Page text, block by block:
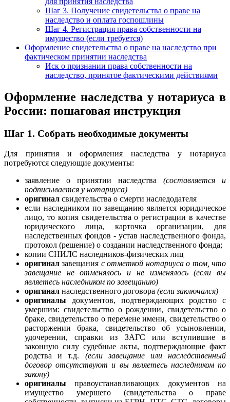
Шаг 3. Получение свидетельства о праве на
наследство и оплата госпошлины
Шаг 4. Регистрация права собственности на
имущество (если требуется)
Оформление свидетельства о праве на наследство при
фактическом принятии наследства
Иск о признании права собственности на
наследство, принятое фактическими действиями
Оформление наследства у нотариуса в
России: пошаговая инструкция
Шаг 1. Собрать необходимые документы
Для принятия и оформления наследства у нотариуса
потребуются следующие документы:
заявление о принятии наследства (составляется и
подписывается у нотариуса)
оригинал свидетельства о смерти наследодателя
если наследником по завещанию является юридическое
лицо, то копия свидетельства о регистрации в качестве
юридического лица, карточка организации, для
наследственных фондов - устав наследственного фонда,
протокол (решение) о создании наследственного фонда;
копии СНИЛС наследников-физических лиц
оригинал завещания с отметкой нотариуса о том, что
завещание не отменялось и не изменялось (если вы
являетесь наследником по завещанию)
оригинал наследственного договора (если заключался)
оригиналы документов, подтверждающих родство с
умершим: свидетельство о рождении, свидетельство о
браке, свидетельство о перемене имени, свидетельство о
расторжении брака, свидетельство об усыновлении,
удочерении, справки из ЗАГС или вступившие в
законную силу судебные акты, подтверждающие факт
родства и т.д. (еслизавещание или наследственный
договор отсутствуют и вы являетесь наследником по
закону)
оригиналы правоустанавливающих документов на
имущество умершего (свидетельства о праве